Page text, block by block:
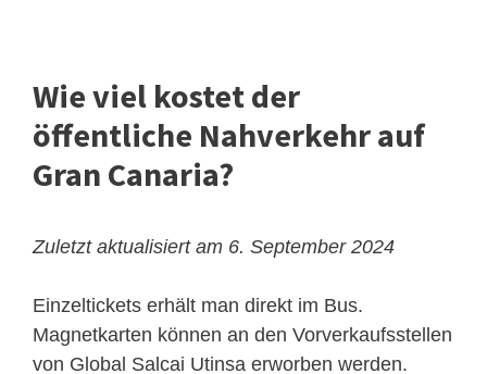
Wie viel kostet der
öffentliche Nahverkehr auf
Gran Canaria?
Zuletzt aktualisiert am 6. September 2024
Einzeltickets erhält man direkt im Bus.
Magnetkarten können an den Vorverkaufsstellen
von Global Salcai Utinsa erworben werden.